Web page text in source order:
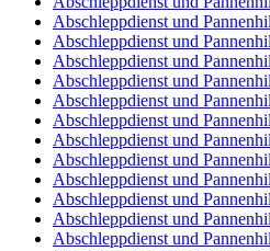
Abschleppdienst und
Abschleppdienst und
Abschleppdienst und
Abschleppdienst und
Abschleppdienst und
Abschleppdienst und
Abschleppdienst und
Abschleppdienst und
Abschleppdienst und
Abschleppdienst und
Abschleppdienst und
Abschleppdienst und